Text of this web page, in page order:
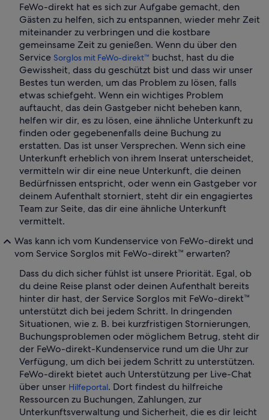
FeWo-direkt hat es sich zur Aufgabe gemacht, den
Gästen zu helfen, sich zu entspannen, wieder mehr Zeit
miteinander zu verbringen und die kostbare
gemeinsame Zeit zu genießen. Wenn du über den
Service Sorglos mit FeWo-direkt™ buchst, hast du die
Gewissheit, dass du geschützt bist und dass wir unser
Bestes tun werden, um das Problem zu lösen, falls
etwas schiefgeht. Wenn ein wichtiges Problem
auftaucht, das dein Gastgeber nicht beheben kann,
helfen wir dir, es zu lösen, eine ähnliche Unterkunft zu
finden oder gegebenenfalls deine Buchung zu
erstatten. Das ist unser Versprechen. Wenn sich eine
Unterkunft erheblich von ihrem Inserat unterscheidet,
vermitteln wir dir eine neue Unterkunft, die deinen
Bedürfnissen entspricht, oder wenn ein Gastgeber vor
deinem Aufenthalt storniert, steht dir ein engagiertes
Team zur Seite, das dir eine ähnliche Unterkunft
vermittelt.
Was kann ich vom Kundenservice von FeWo-direkt und
vom Service Sorglos mit FeWo-direkt™ erwarten?
Dass du dich sicher fühlst ist unsere Priorität. Egal, ob
du deine Reise planst oder deinen Aufenthalt bereits
hinter dir hast, der Service Sorglos mit FeWo-direkt™
unterstützt dich bei jedem Schritt. In dringenden
Situationen, wie z. B. bei kurzfristigen Stornierungen,
Buchungsproblemen oder möglichem Betrug, steht dir
der FeWo-direkt-Kundenservice rund um die Uhr zur
Verfügung, um dich bei jedem Schritt zu unterstützen.
FeWo-direkt bietet auch Unterstützung per Live-Chat
über unser Hilfeportal. Dort findest du hilfreiche
Ressourcen zu Buchungen, Zahlungen, zur
Unterkunftsverwaltung und Sicherheit, die es dir leicht